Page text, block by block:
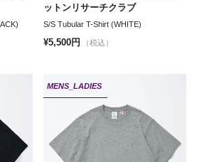
ットンリサーチクラブ
S/S Tubular T-Shirt (WHITE)
¥5,500円 （税込）
MENS_LADIES